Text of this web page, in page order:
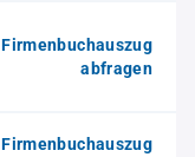
Firmenbuchauszug
abfragen
Firmenbuchauszug